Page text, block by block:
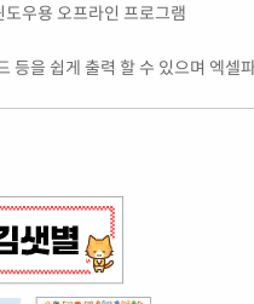
우용 오프라인 프로그램
등을 쉽게 출력 할 수 있으며 엑